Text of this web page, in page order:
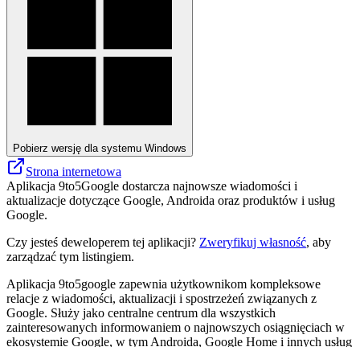
Pobierz wersję dla systemu Windows
Strona internetowa
Aplikacja 9to5Google dostarcza najnowsze wiadomości i
aktualizacje dotyczące Google, Androida oraz produktów i usług
Google.
Czy jesteś deweloperem tej aplikacji? Zweryfikuj własność, aby
zarządzać tym listingiem.
Aplikacja 9to5google zapewnia użytkownikom kompleksowe
relacje z wiadomości, aktualizacji i spostrzeżeń związanych z
Google. Służy jako centralne centrum dla wszystkich
zainteresowanych informowaniem o najnowszych osiągnięciach w
ekosystemie Google, w tym Androida, Google Home i innych usług